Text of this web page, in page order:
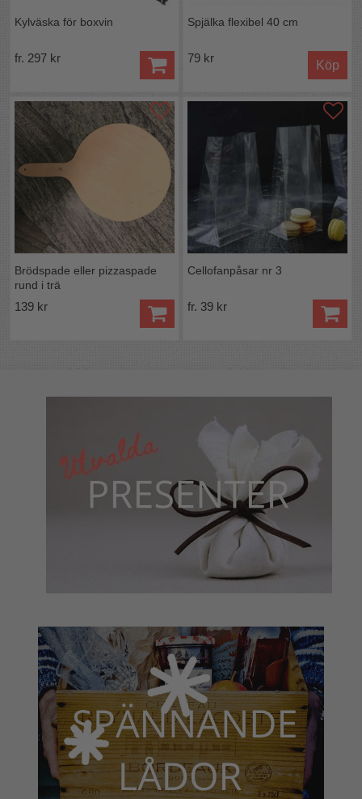
Kylväska för boxvin
fr. 297 kr
Spjälka flexibel 40 cm
79 kr
Köp
Brödspade eller pizzaspade
rund i trä
139 kr
Cellofanpåsar nr 3
fr. 39 kr